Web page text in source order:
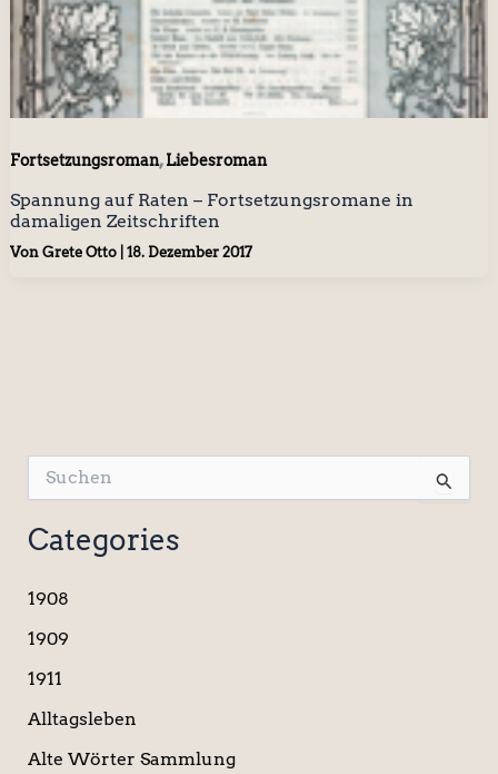
Fortsetzungsroman,Liebesroman
Spannung auf Raten – Fortsetzungsromane in
damaligen Zeitschriften
Von Grete Otto 18. Dezember 2017
u
c
h
n
a
h
Categories
1908
1909
1911
Alltagsleben
Alte Wörter Sammlung